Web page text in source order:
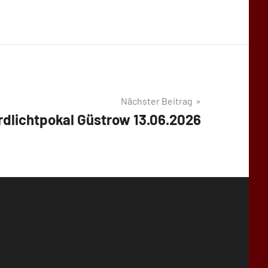
Nächster Beitrag
Güstrow 13.06.2026